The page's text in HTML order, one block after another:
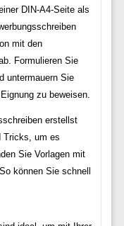
DIN-A4-Seite als
mit den
Formulieren Sie
untermauern Sie
zu beweisen.
erstellst
Tricks, um es
Sie Vorlagen mit
können Sie schnell